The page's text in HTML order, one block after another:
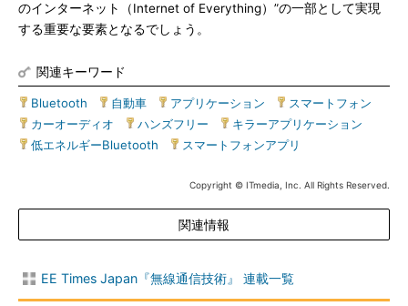
のインターネット（Internet of Everything）”の一部として実現
する重要な要素となるでしょう。
関連キーワード
Bluetooth 自動車 アプリケーション スマートフォン
カーオーディオ
ハンズフリー キラーアプリケーション
低エネルギーBluetooth
スマートフォンアプリ
Copyright © ITmedia, Inc. All Rights Reserved.
関連情報
EE Times Japan『無線通信技術』 連載一覧